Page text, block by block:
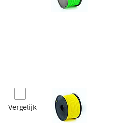
Vergelijk